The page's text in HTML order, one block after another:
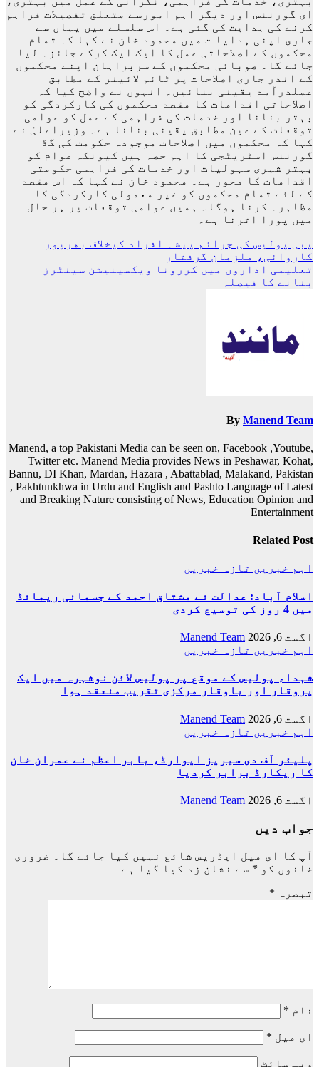
ای گورننس اور دیگر اہم امورسے متعلق تفصیلات فراہم
کرنے کی ہدایت کی گئی ہے۔ اس سلسلے میں یہاں سے
جاری اپنی ہدایا ت میں محمود خان نے کہا کہ تمام
محکموں کے اصلاحاتی عمل کا ایک ایک کرکے جائزہ لیا
جائے گا۔ صوبائی محکموں کے سربراہان اپنے محکموں
کے اندر جاری اصلاحات پر ٹائم لائینز کے مطابق
عملدرآمد یقینی بنائیں۔ انہوں نے واضح کیا کہ
اصلاحاتی اقدامات کا مقصد محکموں کی کارکردگی کو
بہتر بنانا اور خدمات کی فراہمی کے عمل کو عوامی
توقعات کے عین مطابق یقینی بنانا ہے۔ وزیراعلیٰ نے
کہا کہ محکموں میں اصلاحات موجودہ حکومت کی گڈ
گورننس اسٹریٹجی کا اہم حصہ ہیں کیونکہ عوام کو
بہتر شہری سہولیات اور خدمات کی فراہمی حکومتی
اقدامات کا محور ہے۔ محمود خان نے کہا کہ اس مقصد
کے لئے تمام محکموں کو غیر معمولی کارکردگی کا
مظاہرہ کرنا ہوگا۔ ہمیں عوامی توقعات پر ہر حال
میں پورا اترنا ہے۔
پوسٹوں
کی
نیویگیشن
پبی پولیس کی جرائم پیشہ افراد کیخلاف بھرپور
کاروائی، ملزمان گرفتار
تعلیمی اداروں میں کررونا ویکسینیشن سینٹرز
بنانے کا فیصلہ
By Manend Team
Manend, a top Pakistani Media can be seen on, Facebook ,Youtube,
Twitter etc. Manend Media provides News in Peshawar, Kohat,
Bannu, DI Khan, Mardan, Hazara , Abattablad, Malakand, Pakistan
, Pakhtunkhwa in Urdu and English and Pashto Language of Latest
and Breaking Nature consisting of News, Education Opinion and
Entertainment
Related Post
اہم خبریں تازہ خبریں
اسلام آباد: عدالت نے مشتاق احمد کے جسمانی ریمانڈ
میں 4 روز کی توسیع کردی
اگست 6, 2026
Manend Team
اہم خبریں تازہ خبریں
شہداء پولیس کے موقع پر پولیس لائن نوشہرہ میں ایک
پروقار اور باوقار مرکزی تقریب منعقد ہوا
اگست 6, 2026
Manend Team
اہم خبریں تازہ خبریں
پلیئر آف دی سیریز ایوارڈ، بابر اعظم نے عمران خان
کا ریکارڈ برابر کردیا
اگست 6, 2026 Manend Team
جواب دیں
آپ کا ای میل ایڈریس شائع نہیں کیا جائے گا۔
ضروری
خانوں کو * سے نشان زد کیا گیا ہے
تبصرہ *
نام *
ای میل *
ویب‌ سائٹ